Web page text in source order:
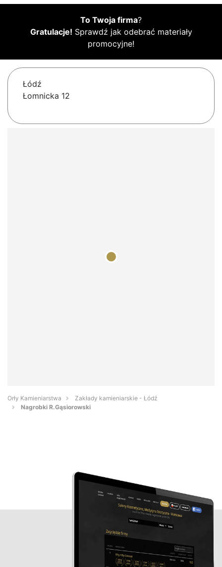
To Twoja firma?
Gratulacje! Sprawdź jak odebrać materiały
promocyjne!
Łódź
Łomnicka 12
Orły Kamieniarstwa
Zakłady kamieniarskie - Łódź
Nagrobki R.Gąsiorowski